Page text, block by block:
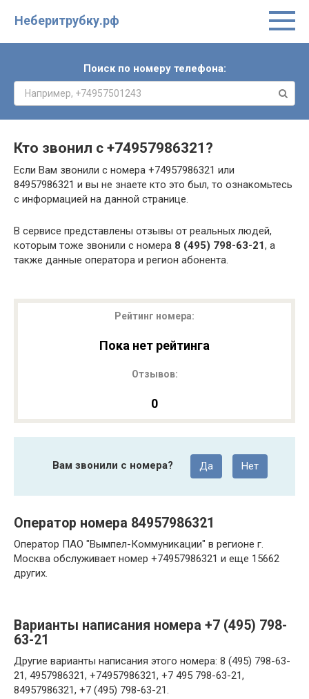
Неберитрубку.рф
Поиск по номеру телефона:
Кто звонил с +74957986321 ?
Если Вам звонили с номера +74957986321 или
84957986321 и вы не знаете кто это был, то ознакомьтесь
с информацией на данной странице.
В сервисе представлены отзывы от реальных людей,
которым тоже звонили с номера 8 (495) 798-63-21, а
также данные оператора и регион абонента.
Рейтинг номера:
Пока нет рейтинга
Отзывов:
0
Вам звонили с номера? Да Нет
Оператор номера 84957986321
Оператор ПАО "Вымпел-Коммуникации" в регионе г.
Москва обслуживает номер +74957986321 и еще 15662
других.
Варианты написания номера +7 (495) 798-
63-21
Другие варианты написания этого номера: 8 (495) 798-63-
21, 4957986321, +74957986321, +7 495 798-63-21,
84957986321, +7 (495) 798-63-21.